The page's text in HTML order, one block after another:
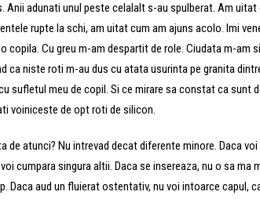
Anii adunati unul peste celalalt s-au spulberat. Am
rupte la schi, am uitat cum am ajuns acolo. Imi
copila. Cu greu m-am despartit de role. Ciudata m-am
ca niste roti m-au dus cu atata usurinta pe granita
sufletul meu de copil. Si ce mirare sa constat ca sunt
voiniceste de opt roti de silicon.
de atunci? Nu intrevad decat diferente minore. Daca
cumpara singura altii. Daca se insereaza, nu o sa
Daca aud un fluierat ostentativ, nu voi intoarce capul,